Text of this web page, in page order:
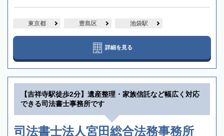
東京都 豊島区 池袋駅
詳細を見る
【吉祥寺駅徒歩2分】遺産整理・家族信託など幅広く対応
できる司法書士事務所です
司法書士法人宮田総合法務事務所